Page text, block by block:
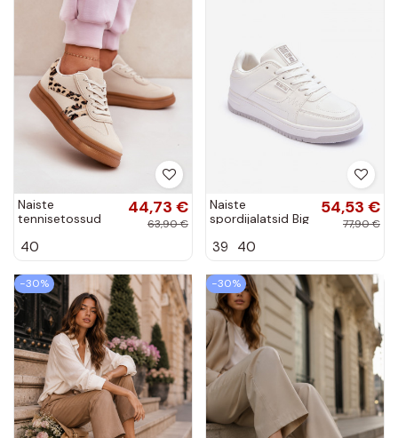
Naiste
tennisetossud
leopardimustriga
44,73 €
63,90 €
40
Naiste
spordijalatsid Big
valges värvuses
54,53 €
77,90 €
39 40
−30% −30%